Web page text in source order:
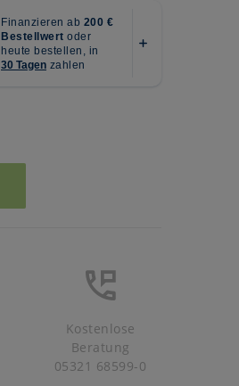
Kostenlose
Beratung
05321 68599-0